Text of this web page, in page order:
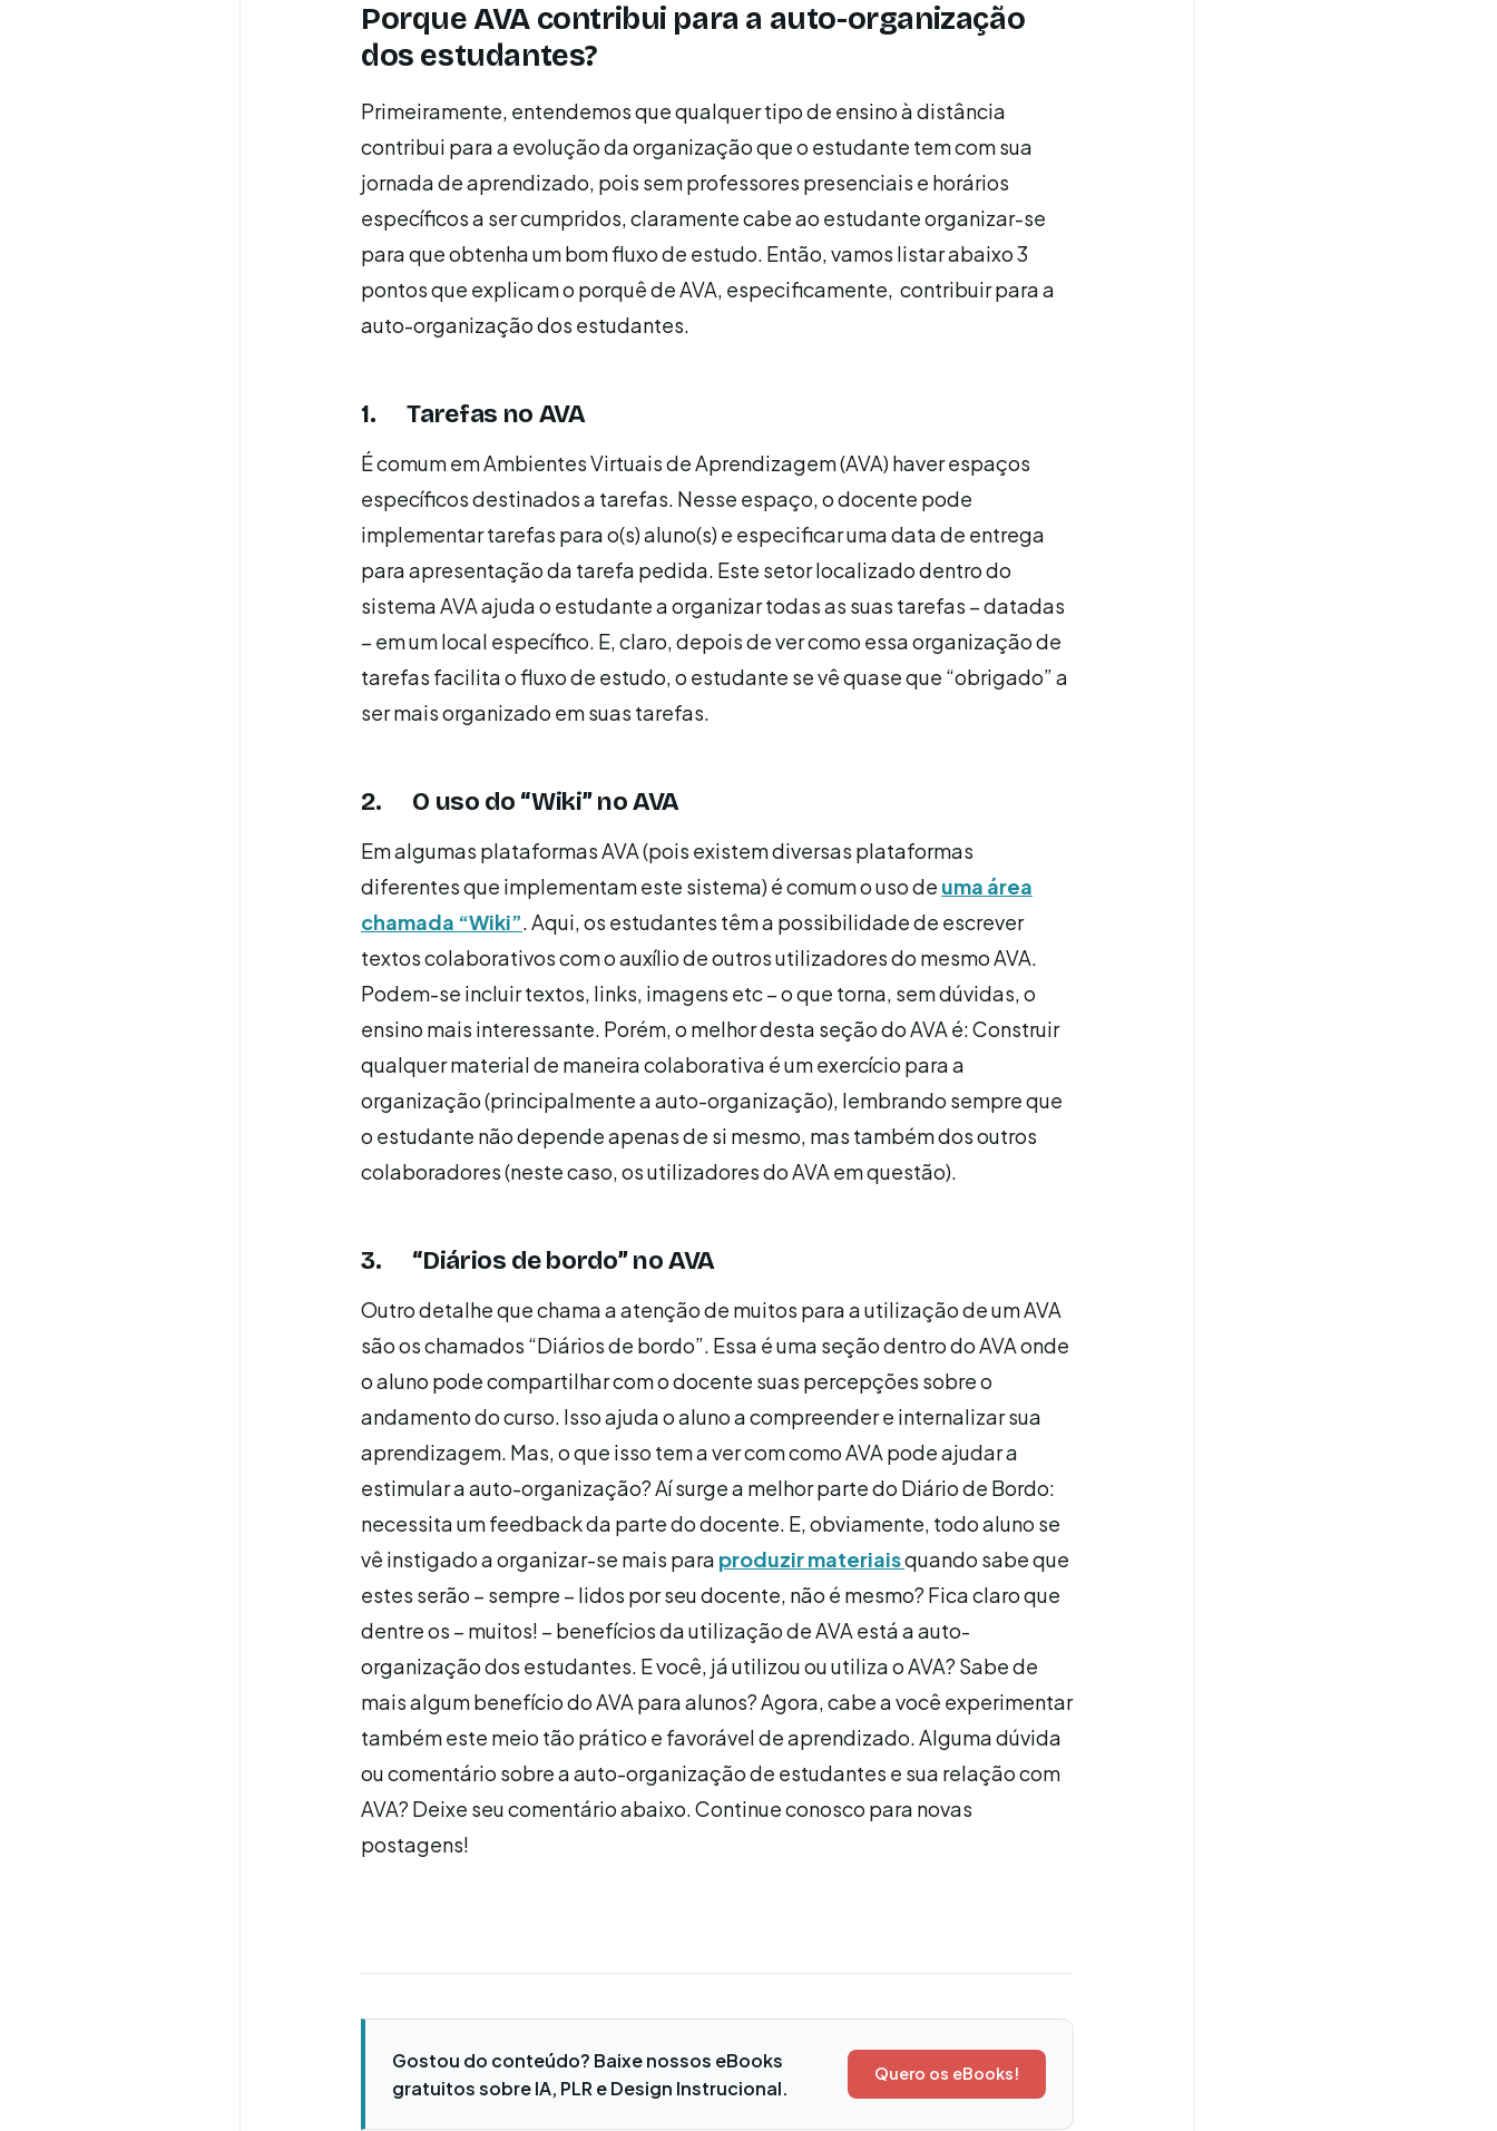
Porque AVA contribui para a auto-organização
dos estudantes?
Primeiramente, entendemos que qualquer tipo de ensino à distância
contribui para a evolução da organização que o estudante tem com sua
jornada de aprendizado, pois sem professores presenciais e horários
específicos a ser cumpridos, claramente cabe ao estudante organizar-se
para que obtenha um bom fluxo de estudo. Então, vamos listar abaixo 3
pontos que explicam o porquê de AVA, especificamente, contribuir para a
auto-organização dos estudantes.
1. Tarefas no AVA
É comum em Ambientes Virtuais de Aprendizagem (AVA) haver espaços
específicos destinados a tarefas. Nesse espaço, o docente pode
implementar tarefas para o(s) aluno(s) e especificar uma data de entrega
para apresentação da tarefa pedida. Este setor localizado dentro do
sistema AVA ajuda o estudante a organizar todas as suas tarefas – datadas
– em um local específico. E, claro, depois de ver como essa organização de
tarefas facilita o fluxo de estudo, o estudante se vê quase que “obrigado” a
ser mais organizado em suas tarefas.
2. O uso do “Wiki” no AVA
Em algumas plataformas AVA (pois existem diversas plataformas
diferentes que implementam este sistema) é comum o uso de uma área
chamada “Wiki”. Aqui, os estudantes têm a possibilidade de escrever
textos colaborativos com o auxílio de outros utilizadores do mesmo AVA.
Podem-se incluir textos, links, imagens etc – o que torna, sem dúvidas, o
ensino mais interessante. Porém, o melhor desta seção do AVA é: Construir
qualquer material de maneira colaborativa é um exercício para a
organização (principalmente a auto-organização), lembrando sempre que
o estudante não depende apenas de si mesmo, mas também dos outros
colaboradores (neste caso, os utilizadores do AVA em questão).
3. “Diários de bordo” no AVA
Outro detalhe que chama a atenção de muitos para a utilização de um AVA
são os chamados “Diários de bordo”. Essa é uma seção dentro do AVA onde
o aluno pode compartilhar com o docente suas percepções sobre o
andamento do curso. Isso ajuda o aluno a compreender e internalizar sua
aprendizagem. Mas, o que isso tem a ver com como AVA pode ajudar a
estimular a auto-organização? Aí surge a melhor parte do Diário de Bordo:
necessita um feedback da parte do docente. E, obviamente, todo aluno se
vê instigado a organizar-se mais para produzir materiaisquando sabe que
estes serão – sempre – lidos por seu docente, não é mesmo? Fica claro que
dentre os – muitos! – benefícios da utilização de AVA está a auto-
organização dos estudantes. E você, já utilizou ou utiliza o AVA? Sabe de
mais algum benefício do AVA para alunos? Agora, cabe a você experimentar
também este meio tão prático e favorável de aprendizado. Alguma dúvida
ou comentário sobre a auto-organização de estudantes e sua relação com
AVA? Deixe seu comentário abaixo. Continue conosco para novas
postagens!
Gostou do conteúdo? Baixe nossos eBooks
gratuitos sobre IA, PLR e Design Instrucional.
Quero os eBooks!